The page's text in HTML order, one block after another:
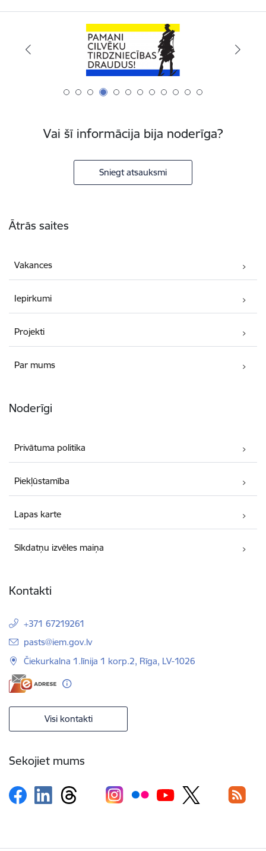
Vai šī informācija bija noderīga?
Sniegt atsauksmi
Ātrās saites
Vakances
Iepirkumi
Projekti
Par mums
Noderīgi
Privātuma politika
Piekļūstamība
Lapas karte
Sīkdatņu izvēles maiņa
Kontakti
+371 67219261
E-pasts:
pasts@iem.gov.lv
Čiekurkalna 1.līnija 1 korp.2, Rīga, LV-1026
Visi kontakti
Sekojiet mums